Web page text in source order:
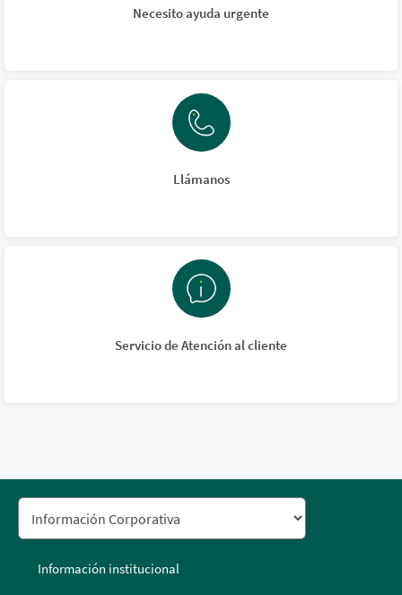
Necesito ayuda urgente
Llámanos
Servicio de Atención al cliente
Información institucional